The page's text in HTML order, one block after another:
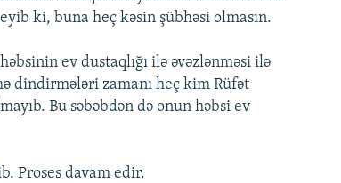
ki, buna heç kəsin şübhəsi olmasın.
ev dustaqlığı ilə əvəzlənməsi ilə
dindirmələri zamanı heç kim Rüfət
Bu səbəbdən də onun həbsi ev
Proses davam edir.